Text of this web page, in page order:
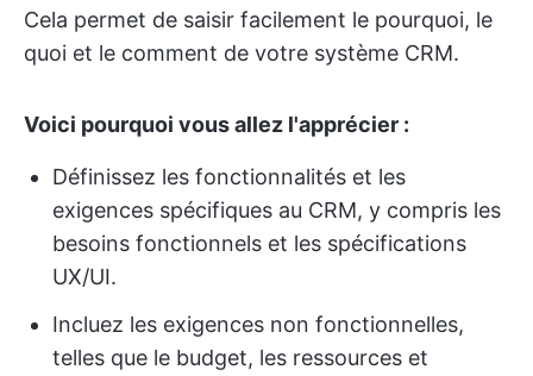
Cela permet de saisir facilement le pourquoi, le
quoi et le comment de votre système CRM.
Voici pourquoi vous allez l'apprécier :
Définissez les fonctionnalités et les
exigences spécifiques au CRM, y compris les
besoins fonctionnels et les spécifications
UX/UI.
Incluez les exigences non fonctionnelles,
telles que le budget, les ressources et